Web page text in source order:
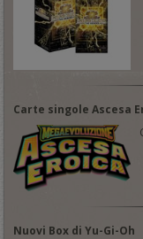
Carte singole Ascesa
Nuovi Box di Yu-Gi-Oh